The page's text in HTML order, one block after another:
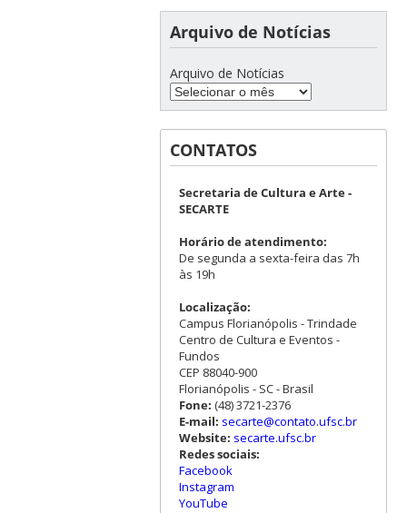
Arquivo de Notícias
Arquivo de Notícias
CONTATOS
Secretaria de Cultura e Arte -
SECARTE
Horário de atendimento:
De segunda a sexta-feira das 7h
às 19h
Localização:
Campus Florianópolis - Trindade
Centro de Cultura e Eventos -
Fundos
CEP 88040-900
Florianópolis - SC - Brasil
Fone: (48) 3721-2376
E-mail: secarte@contato.ufsc.br
Website: secarte.ufsc.br
Redes sociais:
Facebook
Instagram
YouTube